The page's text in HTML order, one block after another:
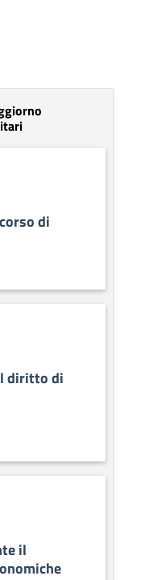
di
diritto di
il